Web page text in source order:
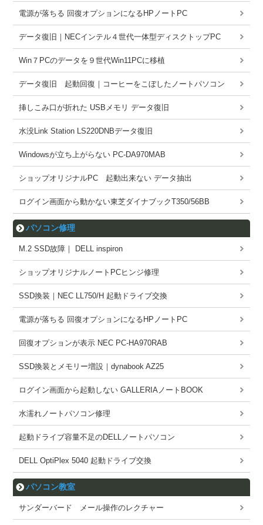
電源が落ちる 回復オプションになるHPノートPC
データ復旧｜NECインテル４世代一体型ディスクトップPC
Win７PCのデータを９世代Win11PCに移植
データ復旧 起動回復｜コーヒーをこぼしたノートパソコン
挿しこみ口が折れた USBメモリ データ復旧
水没Link Station LS220DNBデータ復旧
Windowsが立ち上がらない PC-DA970MAB
ショップオリジナルPC 起動出来ない データ抽出
ログイン画面から動かない東芝ダイナブックT350/56BB
パソコン修理
M.2 SSD故障｜ DELL inspiron
ショップオリジナルノートPCヒンジ修理
SSD換装｜NEC LL750/H 起動ドライブ交換
電源が落ちる 回復オプションになるHPノートPC
回復オプションが表示 NEC PC-HA970RAB
SSD換装とメモリー増設｜dynabook AZ25
ログイン画面から起動しない GALLERIAノートBOOK
水濡れノートパソコン修理
起動ドライブ容量不足のDELLノートパソコン
DELL OptiPlex 5040 起動ドライブ交換
パソコン教室
サンダーバード メール操作のレクチャー